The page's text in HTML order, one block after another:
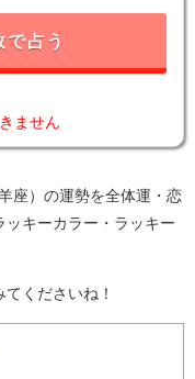
で占う
ません
座）の運勢を全体運・恋
キーカラー・ラッキー
くださいね！